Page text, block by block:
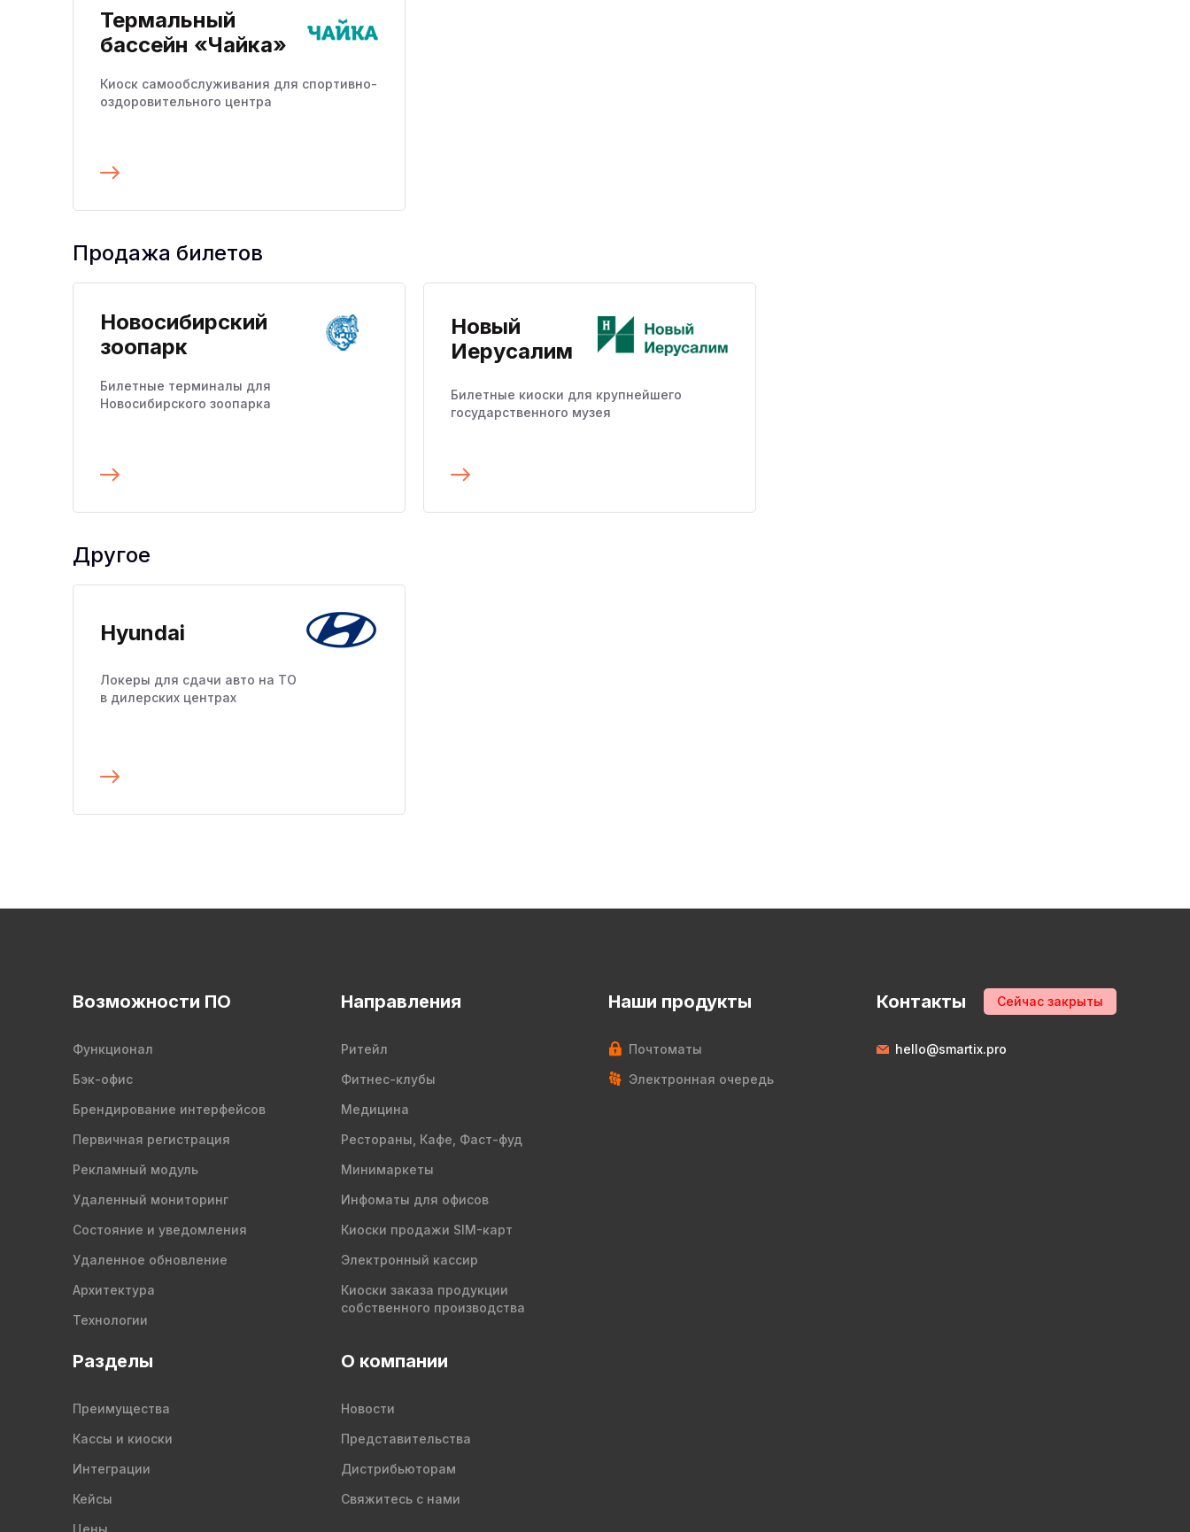
Термальный
бассейн «Чайка»
Киоск самообслуживания для спортивно-
оздоровительного центра
Подробнее
Продажа билетов
Новосибирский
зоопарк
Билетные терминалы для
Новосибирского зоопарка
Подробнее
Новый
Иерусалим
Билетные киоски для крупнейшего
государственного музея
Подробнее
Другое
Hyundai
Локеры для сдачи авто на ТО
в дилерских центрах
Подробнее
Возможности ПО
Функционал
Бэк-офис
Брендирование интерфейсов
Первичная регистрация
Рекламный модуль
Удаленный мониторинг
Состояние и уведомления
Удаленное обновление
Архитектура
Технологии
Направления
Ритейл
Фитнес-клубы
Медицина
Рестораны, Кафе, Фаст-фуд
Минимаркеты
Инфоматы для офисов
Киоски продажи SIM-карт
Электронный кассир
Киоски заказа продукции
собственного производства
Наши продукты
Почтоматы
Электронная очередь
Контакты Сейчас закрыты
hello@smartix.pro
Разделы
Преимущества
Кассы и киоски
Интеграции
Кейсы
Цены
О компании
Новости
Представительства
Дистрибьюторам
Свяжитесь с нами